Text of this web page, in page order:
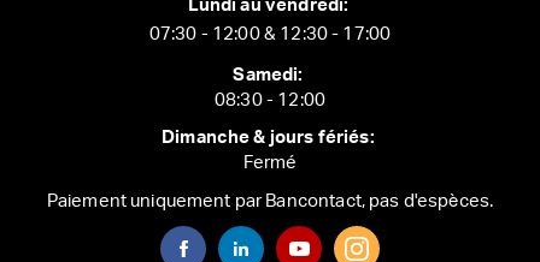
Lundi au vendredi:
07:30 - 12:00 & 12:30 - 17:00
Samedi:
08:30 - 12:00
Dimanche & jours fériés:
Fermé
Paiement uniquement par Bancontact, pas d'espèces.